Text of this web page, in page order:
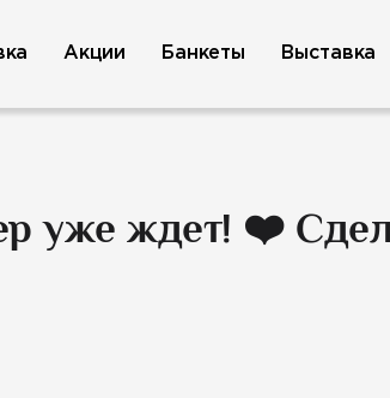
уже ждет! ❤️
Выставка
Акции Банкеты